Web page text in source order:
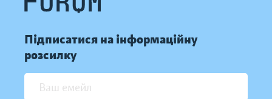
Підписатися на інформаційну
розсилку